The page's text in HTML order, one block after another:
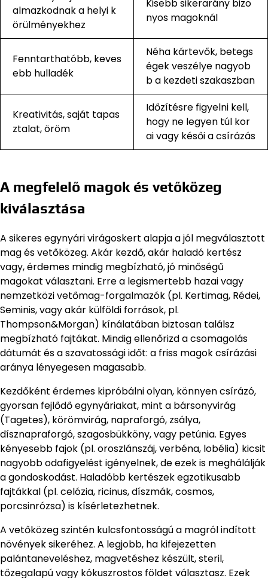
almazkodnak a helyi k
örülményekhez
Kisebb sikerarány bizo
nyos magoknál
Fenntarthatóbb, keves
ebb hulladék
Néha kártevők, betegs
égek veszélye nagyob
b a kezdeti szakaszban
Kreativitás, saját tapas
ztalat, öröm
Időzítésre figyelni kell,
hogy ne legyen túl kor
ai vagy késői a csírázás
A megfelelő magok és vetőközeg
kiválasztása
A sikeres egynyári virágoskert alapja a jól megválasztott
mag és vetőközeg. Akár kezdő, akár haladó kertész
vagy, érdemes mindig megbízható, jó minőségű
magokat választani. Erre a legismertebb hazai vagy
nemzetközi vetőmag-forgalmazók (pl. Kertimag, Rédei,
Seminis, vagy akár külföldi források, pl.
Thompson&Morgan) kínálatában biztosan találsz
megbízható fajtákat. Mindig ellenőrizd a csomagolás
dátumát és a szavatossági időt: a friss magok csírázási
aránya lényegesen magasabb.
Kezdőként érdemes kipróbálni olyan, könnyen csírázó,
gyorsan fejlődő egynyáriakat, mint a bársonyvirág
(Tagetes), körömvirág, napraforgó, zsálya,
dísznapraforgó, szagosbükköny, vagy petúnia. Egyes
kényesebb fajok (pl. oroszlánszáj, verbéna, lobélia) kicsit
nagyobb odafigyelést igényelnek, de ezek is meghálálják
a gondoskodást. Haladóbb kertészek egzotikusabb
fajtákkal (pl. celózia, ricinus, díszmák, cosmos,
porcsinrózsa) is kísérletezhetnek.
A vetőközeg szintén kulcsfontosságú a magról indított
növények sikeréhez. A legjobb, ha kifejezetten
palántaneveléshez, magvetéshez készült, steril,
tőzegalapú vagy kókuszrostos földet választasz. Ezek